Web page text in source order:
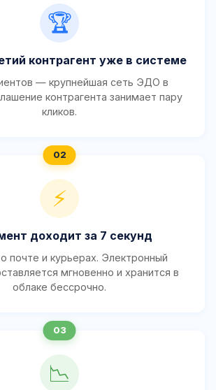
🏆
контрагент уже в системе
— крупнейшая сеть ЭДО в
контрагента занимает пару
кликов.
⚡
доходит за 7 секунд
почте и курьерах. Электронный
мгновенно и хранится в
облаке бессрочно.
📉